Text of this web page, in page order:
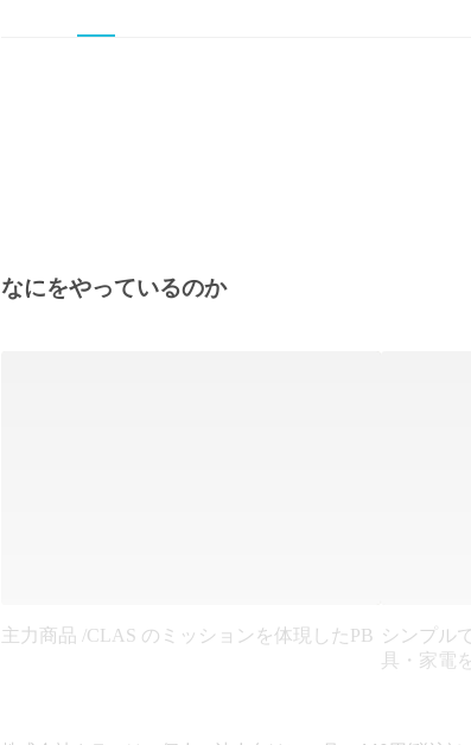
なにをやっているのか
主力商品 /CLAS のミッションを体現したPB シンプル
具・家電